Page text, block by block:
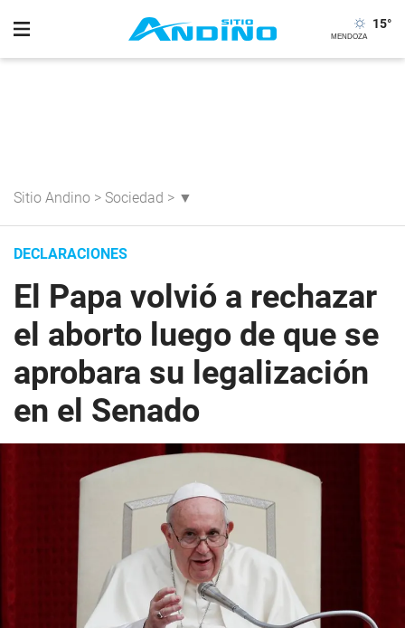
15°
Sitio Andino > Sociedad > ▼
DECLARACIONES
El Papa volvió a rechazar
el aborto luego de que se
aprobara su legalización
en el Senado